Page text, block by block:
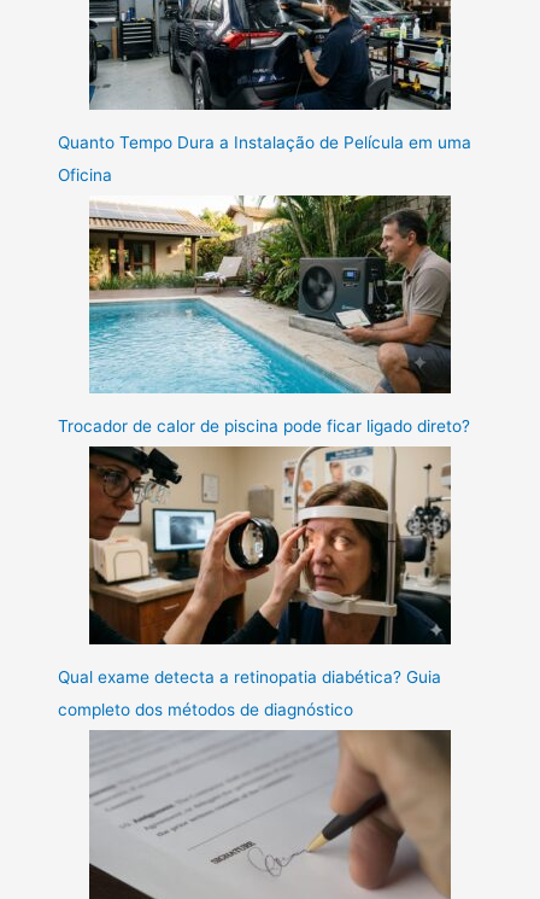
Quanto Tempo Dura a Instalação de Película em uma
Oficina
Trocador de calor de piscina pode ficar ligado direto?
Qual exame detecta a retinopatia diabética? Guia
completo dos métodos de diagnóstico